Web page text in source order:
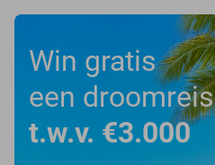
Win gratis
een droomreis
t.w.v. €3.000